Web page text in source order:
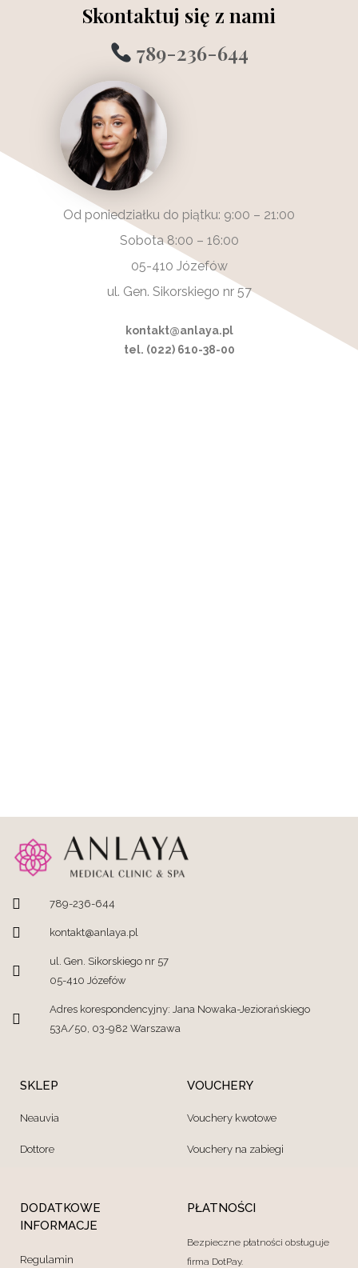
Skontaktuj się z nami
789-236-644
Od poniedziałku do piątku: 9:00 – 21:00
Sobota 8:00 – 16:00
05-410 Józefów
ul. Gen. Sikorskiego nr 57
kontakt@anlaya.pl
tel. (022) 610-38-00
789-236-644
kontakt@anlaya.pl
ul. Gen. Sikorskiego nr 57
05-410 Józefów
Adres korespondencyjny: Jana Nowaka-Jeziorańskiego
53A/50, 03-982 Warszawa
SKLEP
Neauvia
Dottore
VOUCHERY
Vouchery kwotowe
Vouchery na zabiegi
DODATKOWE
INFORMACJE
Regulamin
PŁATNOŚCI
Bezpieczne płatności obsługuje
firma DotPay.